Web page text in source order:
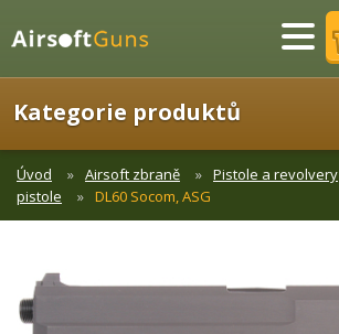
Menu
Kategorie produktů
Úvod Airsoft zbraně Pistole a revolvery
pistole
DL60 Socom, ASG